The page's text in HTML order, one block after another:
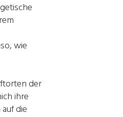
wie
der
ihre
die